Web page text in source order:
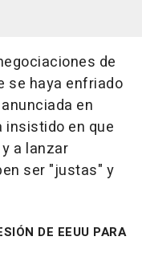
de
se haya enfriado
en
insistido en que
a lanzar
ser "justas" y
DE EEUU PARA